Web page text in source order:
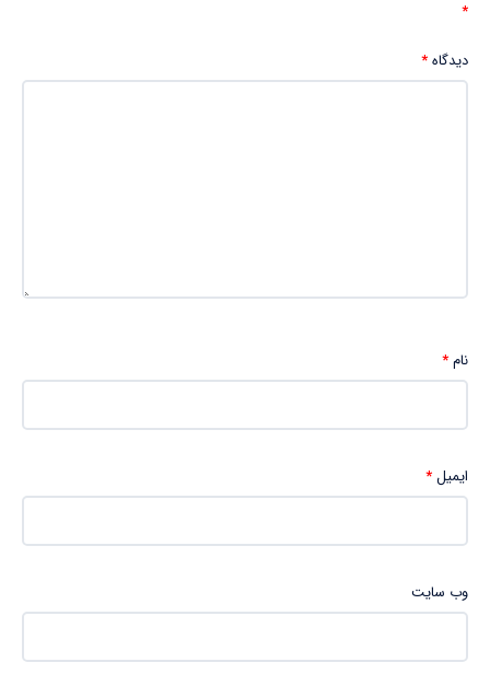
*
دیدگاه*
نام*
ایمیل*
وب‌ سایت